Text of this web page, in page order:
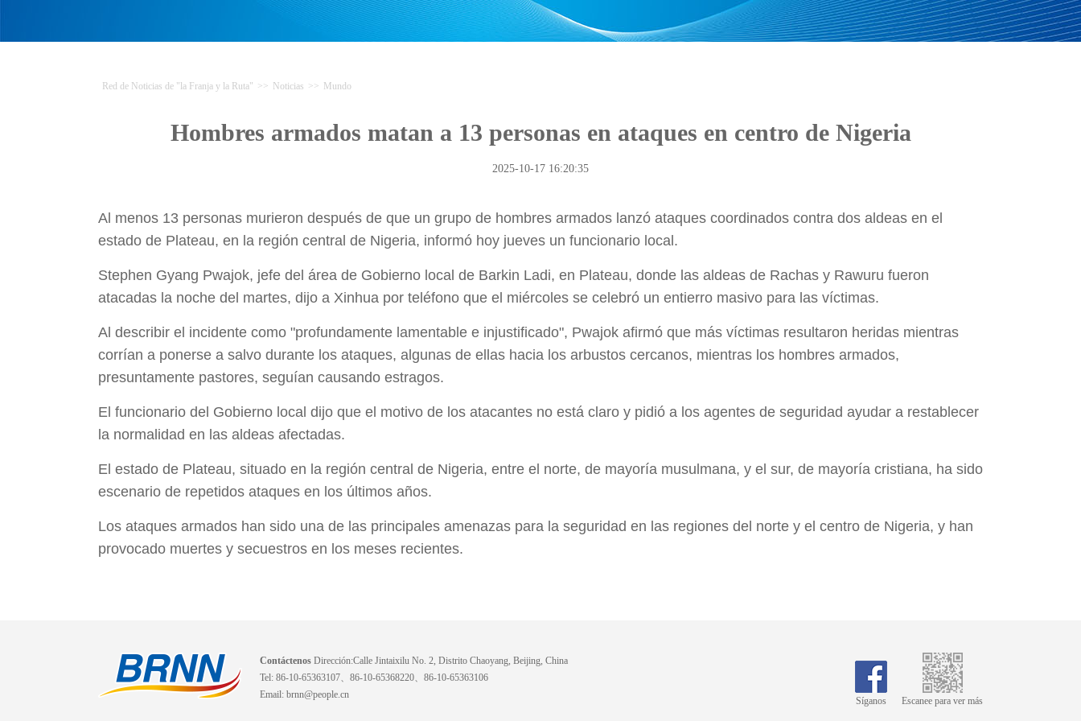
Red de Noticias de "la Franja y la Ruta" >> Noticias >> Mundo
Hombres armados matan a 13 personas en ataques en centro de Nigeria
2025-10-17 16:20:35
Al menos 13 personas murieron después de que un grupo de hombres armados lanzó ataques coordinados contra dos aldeas en el
estado de Plateau, en la región central de Nigeria, informó hoy jueves un funcionario local.
Stephen Gyang Pwajok, jefe del área de Gobierno local de Barkin Ladi, en Plateau, donde las aldeas de Rachas y Rawuru fueron
atacadas la noche del martes, dijo a Xinhua por teléfono que el miércoles se celebró un entierro masivo para las víctimas.
Al describir el incidente como "profundamente lamentable e injustificado", Pwajok afirmó que más víctimas resultaron heridas mientras
corrían a ponerse a salvo durante los ataques, algunas de ellas hacia los arbustos cercanos, mientras los hombres armados,
presuntamente pastores, seguían causando estragos.
El funcionario del Gobierno local dijo que el motivo de los atacantes no está claro y pidió a los agentes de seguridad ayudar a restablecer
la normalidad en las aldeas afectadas.
El estado de Plateau, situado en la región central de Nigeria, entre el norte, de mayoría musulmana, y el sur, de mayoría cristiana, ha sido
escenario de repetidos ataques en los últimos años.
Los ataques armados han sido una de las principales amenazas para la seguridad en las regiones del norte y el centro de Nigeria, y han
provocado muertes y secuestros en los meses recientes.
Contáctenos Dirección:Calle Jintaixilu No. 2, Distrito Chaoyang, Beijing, China
Tel: 86-10-65363107、86-10-65368220、86-10-65363106
Email: brnn@people.cn
Síganos Escanee para ver más